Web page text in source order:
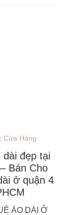
Cửa Hàng
dài đẹp tại
Bán Cho
ở quận 4
ÁO DÀI Ở